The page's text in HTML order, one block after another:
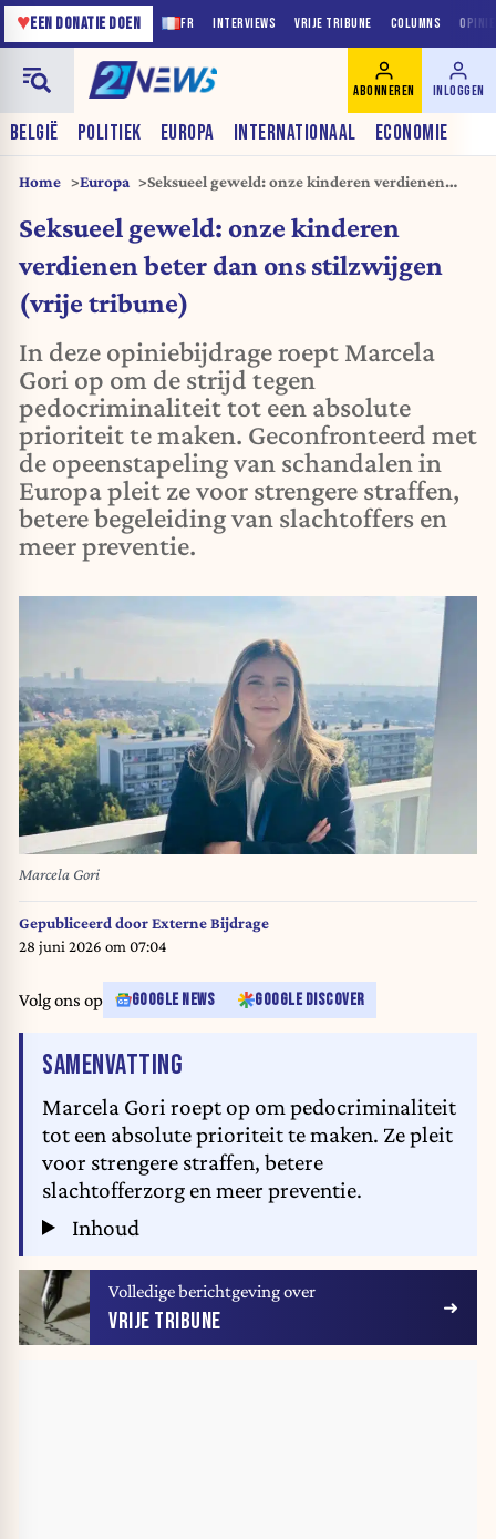
FR INTERVIEWS VRIJE TRIBUNE COLUMNS
♥EEN DONATIE DOEN
BELGIË POLITIEK EUROPA INTERNATIONAAL ECONOMIE
ABONNEREN INLOGGEN
Home Europa
Seksueel geweld: onze kinderen verdienen
Seksueel geweld: onze kinderen
verdienen beter dan ons stilzwijgen
(vrije tribune)
In deze opiniebijdrage roept Marcela
Gori op om de strijd tegen
pedocriminaliteit tot een absolute
prioriteit te maken. Geconfronteerd met
de opeenstapeling van schandalen in
Europa pleit ze voor strengere straffen,
betere begeleiding van slachtoffers en
meer preventie.
Marcela Gori
Gepubliceerd doorExterne Bijdrage
28 juni 2026 om 07:04
Volg ons op GOOGLE NEWS GOOGLE DISCOVER
SAMENVATTING
Marcela Gori roept op om pedocriminaliteit
tot een absolute prioriteit te maken. Ze pleit
voor strengere straffen, betere
slachtofferzorg en meer preventie.
Inhoud
Volledige berichtgeving over
VRIJE TRIBUNE